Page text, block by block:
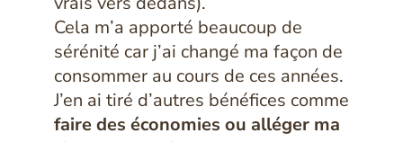
Cela m’a apporté beaucoup de
sérénité car j’ai changé ma façon de
consommer au cours de ces années.
J’en ai tiré d’autres bénéfices comme
faire des économies ou alléger ma